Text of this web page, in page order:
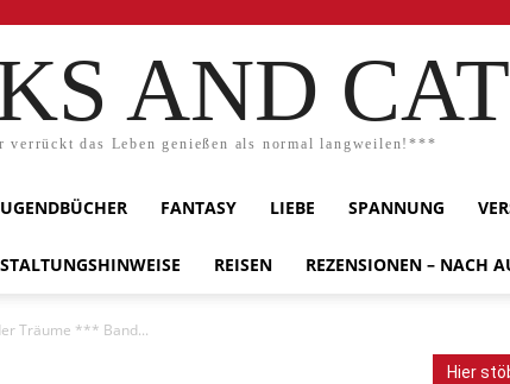
AND
verrückt das Leben genießen als normal langweilen!***
FANTASY LIEBE SPANNUNG
REISEN REZENSIONEN – NACH
Träume *** Band...
Hier